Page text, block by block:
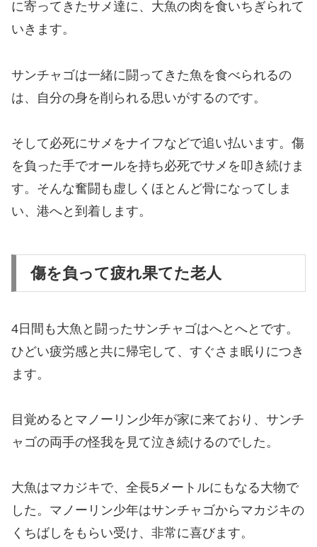
に寄ってきたサメ達に、大魚の肉を食いちぎられて
いきます。
サンチャゴは一緒に闘ってきた魚を食べられるの
は、自分の身を削られる思いがするのです。
そして必死にサメをナイフなどで追い払います。傷
を負った手でオールを持ち必死でサメを叩き続けま
す。そんな奮闘も虚しくほとんど骨になってしま
い、港へと到着します。
傷を負って疲れ果てた老人
4日間も大魚と闘ったサンチャゴはへとへとです。
ひどい疲労感と共に帰宅して、すぐさま眠りにつき
ます。
目覚めるとマノーリン少年が家に来ており、サンチ
ャゴの両手の怪我を見て泣き続けるのでした。
大魚はマカジキで、全長5メートルにもなる大物で
した。マノーリン少年はサンチャゴからマカジキの
くちばしをもらい受け、非常に喜びます。